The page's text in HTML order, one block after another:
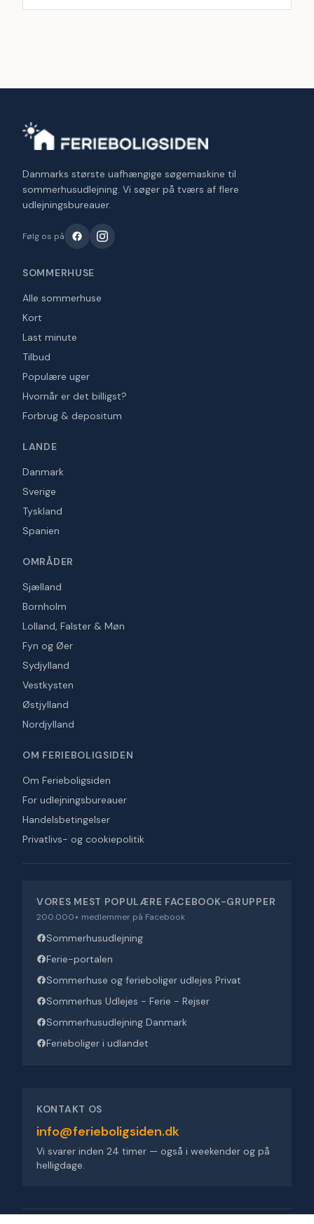
Danmarks største uafhængige søgemaskine til
sommerhusudlejning. Vi søger på tværs af flere
udlejningsbureauer.
Følg os på
SOMMERHUSE
Alle sommerhuse
Kort
Last minute
Tilbud
Populære uger
Hvornår er det billigst?
Forbrug & depositum
LANDE
Danmark
Sverige
Tyskland
Spanien
OMRÅDER
Sjælland
Bornholm
Lolland, Falster & Møn
Fyn og Øer
Sydjylland
Vestkysten
Østjylland
Nordjylland
OM FERIEBOLIGSIDEN
Om Ferieboligsiden
For udlejningsbureauer
Handelsbetingelser
Privatlivs- og cookiepolitik
VORES MEST POPULÆRE FACEBOOK-GRUPPER
200.000+ medlemmer på Facebook
Sommerhusudlejning
Ferie-portalen
Sommerhuse og ferieboliger udlejes Privat
Sommerhus Udlejes - Ferie - Rejser
Sommerhusudlejning Danmark
Ferieboliger i udlandet
KONTAKT OS
info@ferieboligsiden.dk
Vi svarer inden 24 timer — også i weekender og på
helligdage.